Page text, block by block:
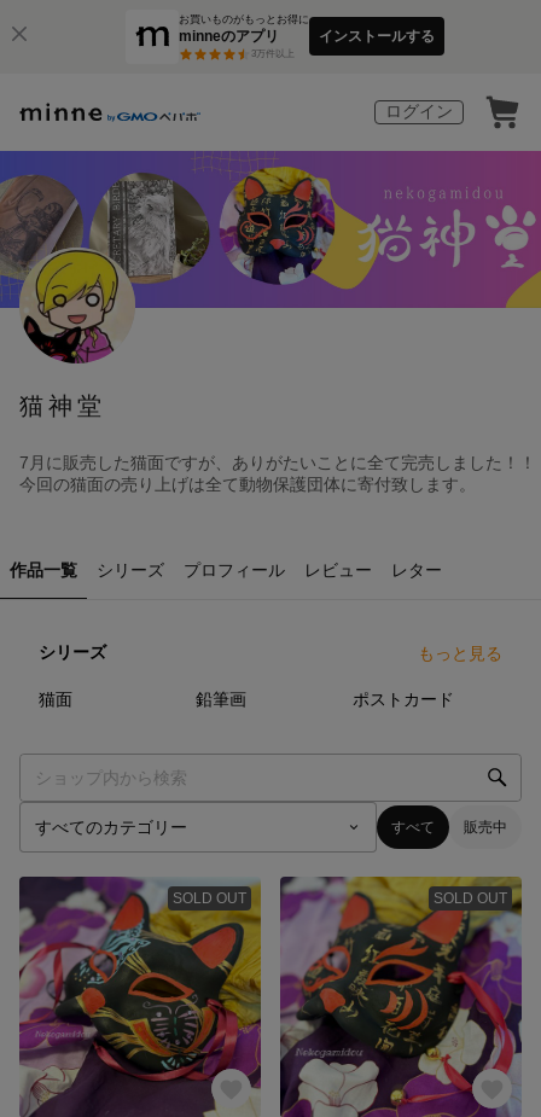
お買いものがもっとお得に
minneのアプリ
3万件以上
インストールする
ログイン
猫神堂
7月に販売した猫面ですが、ありがたいことに全て完売しました！！
今回の猫面の売り上げは全て動物保護団体に寄付致します。
作品一覧 シリーズ プロフィール レビュー レター
シリーズ もっと見る
猫面 鉛筆画 ポストカード
すべて 販売中
SOLD OUT SOLD OUT